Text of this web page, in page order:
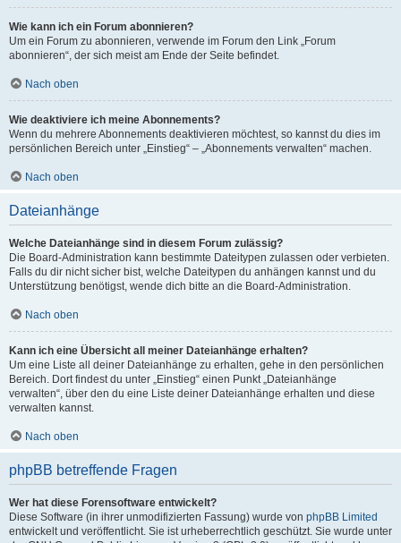
Wie kann ich ein Forum abonnieren?
Um ein Forum zu abonnieren, verwende im Forum den Link „Forum
abonnieren“, der sich meist am Ende der Seite befindet.
Nach oben
Wie deaktiviere ich meine Abonnements?
Wenn du mehrere Abonnements deaktivieren möchtest, so kannst du dies im
persönlichen Bereich unter „Einstieg“ – „Abonnements verwalten“ machen.
Nach oben
Dateianhänge
Welche Dateianhänge sind in diesem Forum zulässig?
Die Board-Administration kann bestimmte Dateitypen zulassen oder verbieten.
Falls du dir nicht sicher bist, welche Dateitypen du anhängen kannst und du
Unterstützung benötigst, wende dich bitte an die Board-Administration.
Nach oben
Kann ich eine Übersicht all meiner Dateianhänge erhalten?
Um eine Liste all deiner Dateianhänge zu erhalten, gehe in den persönlichen
Bereich. Dort findest du unter „Einstieg“ einen Punkt „Dateianhänge
verwalten“, über den du eine Liste deiner Dateianhänge erhalten und diese
verwalten kannst.
Nach oben
phpBB betreffende Fragen
Wer hat diese Forensoftware entwickelt?
Diese Software (in ihrer unmodifizierten Fassung) wurde von phpBB Limited
entwickelt und veröffentlicht. Sie ist urheberrechtlich geschützt. Sie wurde unter